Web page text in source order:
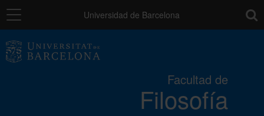
Navegación Universidad de Barcelona
Facultad de
Filosofía
Estudios